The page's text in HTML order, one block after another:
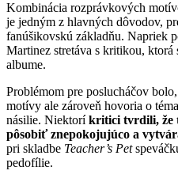
Kombinácia rozprávkových
je jedným z hlavných dôvodov,
fanúšikovskú základňu. Napriek
Martinez stretáva s kritikou,
albume.
Problémom pre poslucháčov
motívy ale zároveň hovoria o
násilie. Niektoríkritici tvrdili, že
pôsobiť znepokojujúco a
pri skladbe Teacher’s Pet
pedofílie.